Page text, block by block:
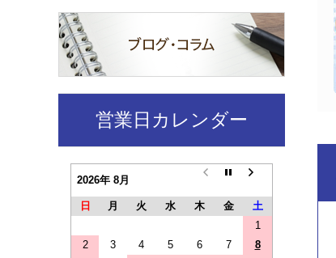
営業日カレンダー
2026年 8月
日 月 火 水 木 金
土
1
2
3 4 5 6 7
8